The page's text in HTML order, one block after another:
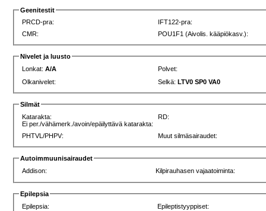
Geenitestit
PRCD-pra:
IFT122-pra:
CMR:
POU1F1 (Aivolis. kääpiökasv.):
Nivelet ja luusto
Lonkat:A/A
Polvet:
Olkanivelet:
Selkä:LTV0 SP0 VA0
Silmät
Katarakta:
Ei per./vähämerk./avoin/epäilyttävä katarakta:
RD:
PHTVL/PHPV: Muut silmäsairaudet:
Autoimmuunisairaudet
Addison:
Kilpirauhasen vajaatoiminta:
Epilepsia
Epilepsia:
Epileptistyyppiset: